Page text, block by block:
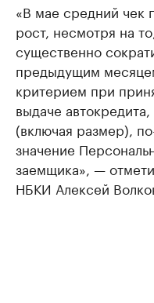
«В мае средний чек
рост, несмотря на
существенно
предыдущим
критерием при
выдаче
(включая размер),
значение
заемщика», —
НБКИ Алексей